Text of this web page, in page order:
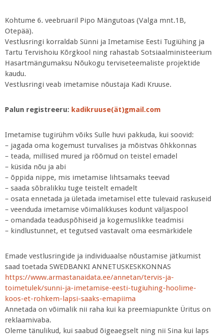
Kohtume 6. veebruaril Pipo Mängutoas (Valga mnt.1B,
Otepää).
Vestlusringi korraldab Sünni ja Imetamise Eesti Tugiühing ja
Tartu Tervishoiu Kõrgkool ning rahastab Sotsiaalministeerium
Hasartmängumaksu Nõukogu terviseteemaliste projektide
kaudu.
Vestlusringi veab imetamise nõustaja Kadi Kruuse.
Palun registreeru: kadikruuse(ät)gmail.com
Imetamise tugirühm võiks Sulle huvi pakkuda, kui soovid:
– jagada oma kogemust turvalises ja mõistvas õhkkonnas
– teada, millised mured ja rõõmud on teistel emadel
– küsida nõu ja abi
– õppida nippe, mis imetamise lihtsamaks teevad
– saada sõbralikku tuge teistelt emadelt
– osata ennetada ja ületada imetamisel ette tulevaid raskuseid
– veenduda imetamise võimalikkuses kodunt väljaspool
– omandada teaduspõhiseid ja kogemuslikke teadmisi
– kindlustunnet, et tegutsed vastavalt oma eesmärkidele
Emade vestlusringide ja individuaalse nõustamise jätkumist
saad toetada SWEDBANKI ANNETUSKESKKONNAS
https://www.armastanaidata.ee/annetan/tervis-ja-
toimetulek/sunni-ja-imetamise-eesti-tugiuhing-hoolime-
koos-et-rohkem-lapsi-saaks-emapiima
Annetada on võimalik nii raha kui ka preemiapunkte Üritus on
reklaamivaba.
Oleme tänulikud, kui saabud õigeaegselt ning nii Sina kui laps